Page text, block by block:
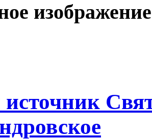
изображение
источник